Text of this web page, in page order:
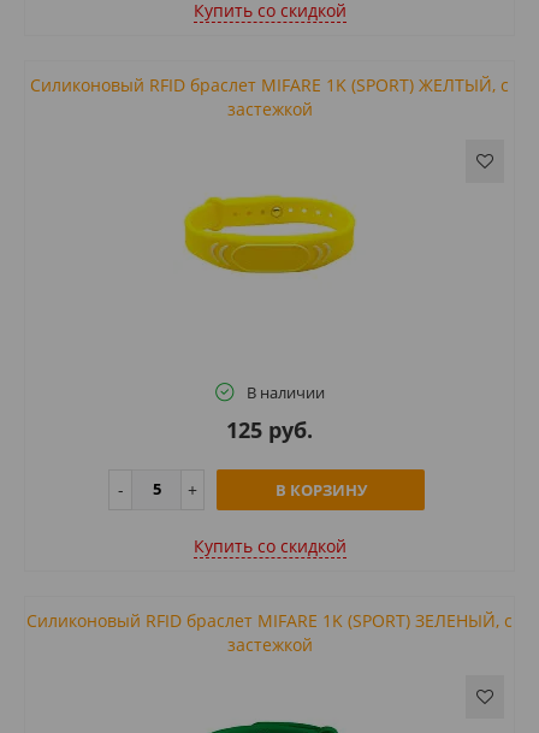
Купить cо скидкой
Силиконовый RFID браслет MIFARE 1K (SPORT) ЖЕЛТЫЙ, с
застежкой
В наличии
125 руб.
В КОРЗИНУ
Купить cо скидкой
Силиконовый RFID браслет MIFARE 1K (SPORT) ЗЕЛЕНЫЙ, с
застежкой